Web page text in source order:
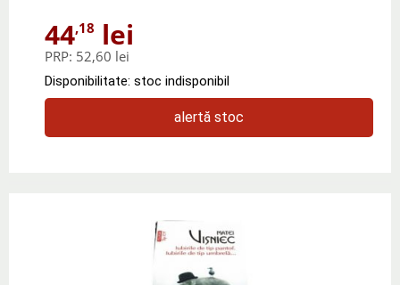
44,18 lei
PRP: 52,60 lei
Disponibilitate: stoc indisponibil
alertă stoc